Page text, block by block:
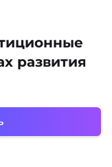
развития